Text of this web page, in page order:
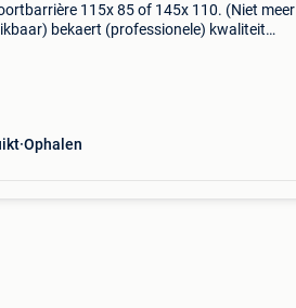
115x 85 of 145x 110. (Niet meer
bekaert (professionele) kwaliteit
Ophalen